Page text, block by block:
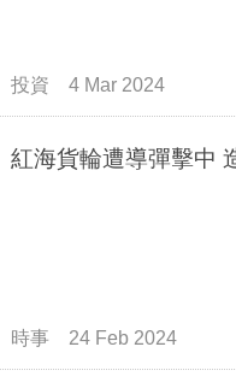
投資 4 Mar 2024
紅海貨輪遭導彈擊中
時事 24 Feb 2024